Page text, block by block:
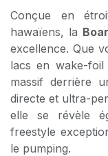
Conçue en
hawaïens, la
excellence. Que
lacs en wake-
massif derrière
directe et ultra-
elle se révèle
freestyle
le pumping.